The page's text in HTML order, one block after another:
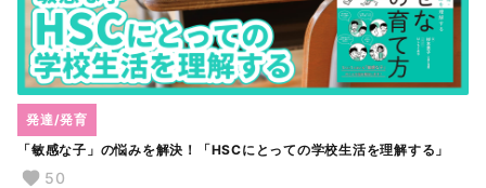
「敏感な子」の悩みを解決！「HSCにとっての学校生活を理解する」
発達/発育
50